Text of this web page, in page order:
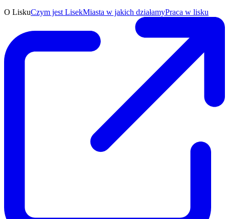
O LiskuCzym jest LisekMiasta w jakich działamyPraca w lisku